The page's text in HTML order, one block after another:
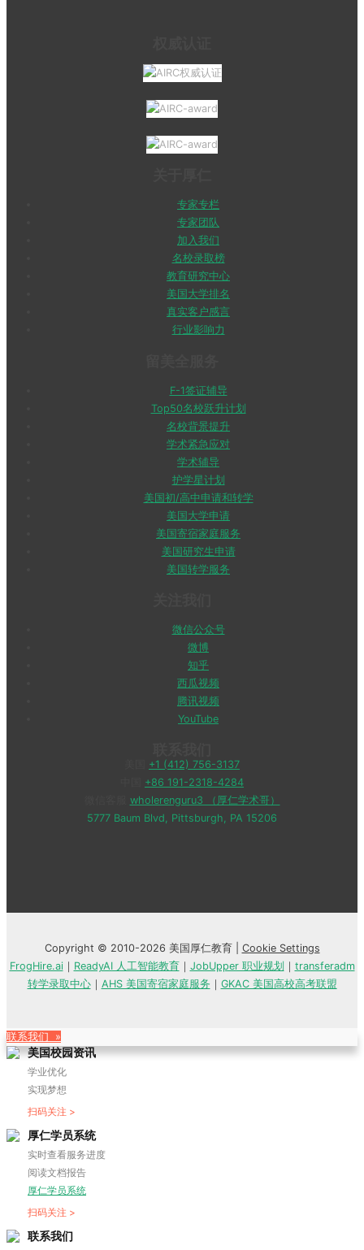
专家专栏
专家团队
加入我们
名校录取榜
教育研究中心
美国大学排名
真实客户感言
行业影响力
F-1签证辅导
Top50名校跃升计划
名校背景提升
学术紧急应对
学术辅导
护学星计划
美国初/高中申请和转学
美国大学申请
美国寄宿家庭服务
美国研究生申请
美国转学服务
微信公众号
微博
知乎
西瓜视频
腾讯视频
YouTube
+1 (412) 756-3137
+86 191-2318-4284
wholerenguru3 （厚仁学术哥）
5777 Baum Blvd, Pittsburgh, PA 15206
Copyright © 2010-2026 美国厚仁教育 | Cookie Settings
FrogHire.ai｜ ReadyAI 人工智能教育｜ JobUpper 职业规划 ｜ transferadm
转学录取中心｜ AHS 美国寄宿家庭服务 ｜ GKAC 美国高校高考联盟
联系我们 »
美国校园资讯
学业优化
实现梦想
扫码关注 >
厚仁学员系统
实时查看服务进度
阅读文档报告
厚仁学员系统
扫码关注 >
联系我们